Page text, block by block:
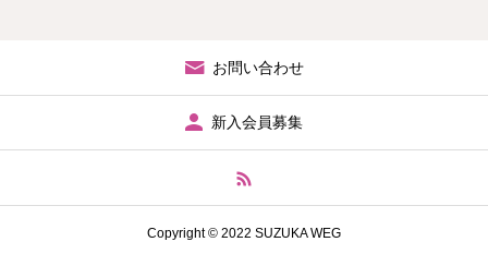
お問い合わせ
新入会員募集
Copyright © 2022 SUZUKA WEG